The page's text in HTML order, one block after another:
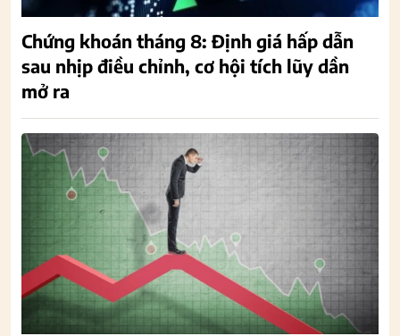
Chứng khoán tháng 8: Định giá hấp dẫn
sau nhịp điều chỉnh, cơ hội tích lũy dần
mở ra